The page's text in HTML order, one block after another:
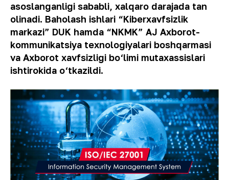
asoslanganligi sababli, xalqaro darajada tan
olinadi. Baholash ishlari “Kiberxavfsizlik
markazi” DUK hamda “NKMK” AJ Axborot-
kommunikatsiya texnologiyalari boshqarmasi
va Axborot xavfsizligi bo‘limi mutaxassislari
ishtirokida o‘tkazildi.